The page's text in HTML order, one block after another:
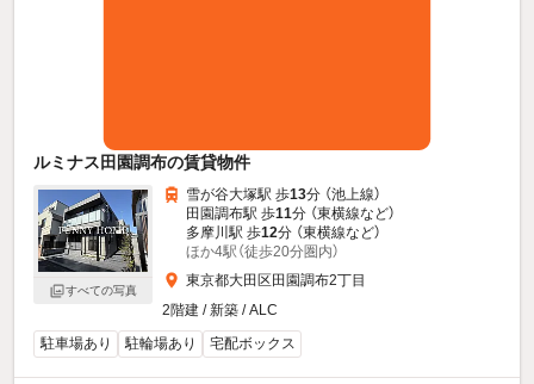
ルミナス田園調布の賃貸物件
すべての写真
雪が谷大塚駅 歩13分 （池上線）
田園調布駅 歩11分 （東横線など）
多摩川駅 歩12分 （東横線など）
ほか4駅（徒歩20分圏内）
東京都大田区田園調布2丁目
2階建 / 新築 / ALC
駐車場あり
駐輪場あり 宅配ボックス